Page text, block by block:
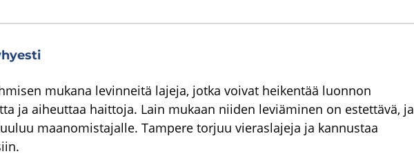
mukana levinneitä lajeja, jotka voivat heikentää luonnon
ja aiheuttaa haittoja. Lain mukaan niiden leviäminen on estettävä, ja
maanomistajalle. Tampere torjuu vieraslajeja ja kannustaa